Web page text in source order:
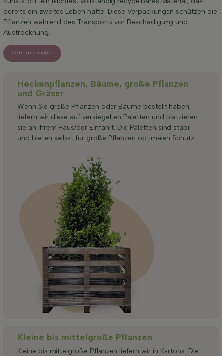
bereits ein zweites Leben hatte. Diese Verpackungen schützen die
Pflanzen während des Transports vor Beschädigung und
Austrocknung.
Mehr information
Heckenpflanzen, Bäume, große Pflanzen
und Gräser
Wenn Sie große Pflanzen oder Bäume bestellt haben,
liefern wir diese auf versiegelten Paletten und platzieren
sie an Ihrem Haus/der Einfahrt. Die Paletten sind stabil
und bieten selbst für große Pflanzen optimalen Schutz.
Kleine bis mittelgroße Pflanzen
Kleine bis mittelgroße Pflanzen liefern wir in Kartons. Die